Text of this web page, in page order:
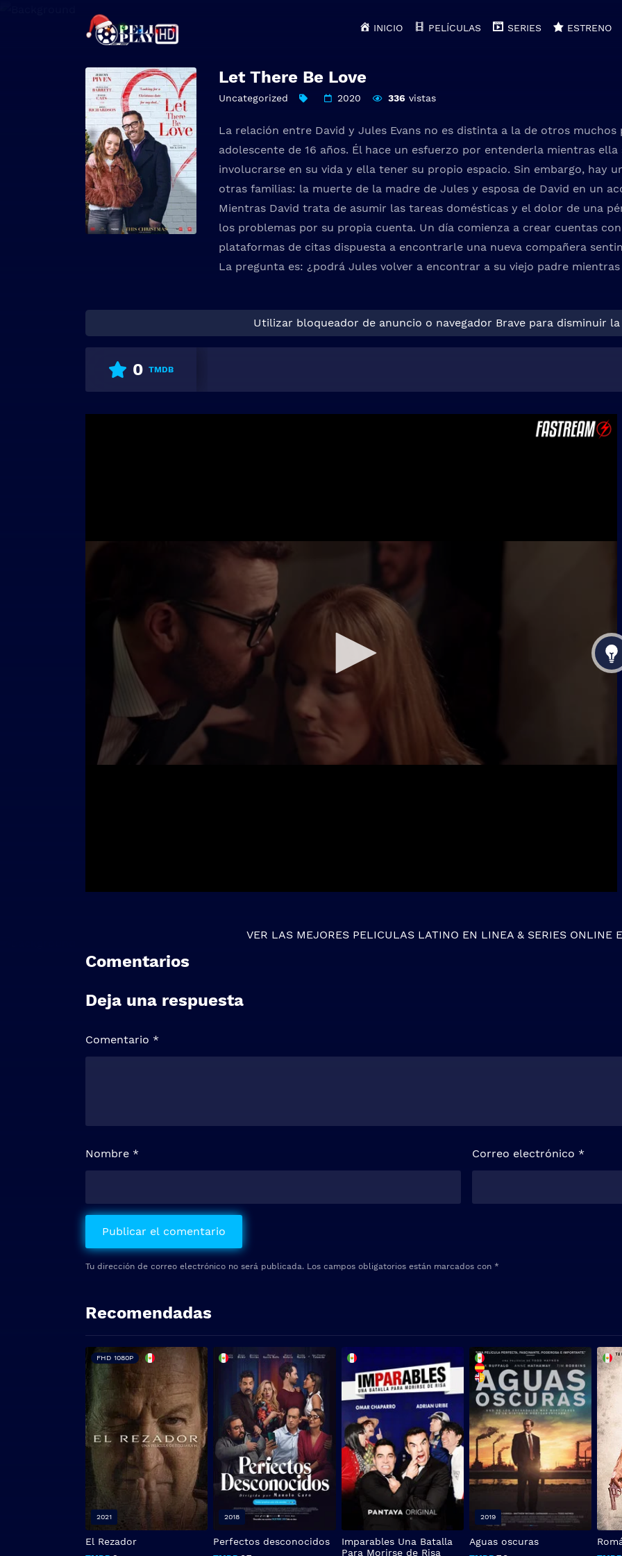
INICIO PELÍCULAS SERIES ESTRENO
Let There Be Love
Uncategorized 2020 336 vistas
La relación entre David y Jules Evans no es distinta a la de otros muchos
adolescente de 16 años. Él hace un esfuerzo por entenderla mientras
involucrarse en su vida y ella tener su propio espacio. Sin embargo, hay
otras familias: la muerte de la madre de Jules y esposa de David en un
Mientras David trata de asumir las tareas domésticas y el dolor de una
los problemas por su propia cuenta. Un día comienza a crear cuentas
plataformas de citas dispuesta a encontrarle una nueva compañera
La pregunta es: ¿podrá Jules volver a encontrar a su viejo padre
Utilizar bloqueador de anuncio o navegador Brave para disminuir
0 TMDB
VER LAS MEJORES PELICULAS LATINO EN LINEA& SERIES ONLINE
Comentarios
Deja una respuesta
Tu dirección de correo electrónico no será publicada. Los campos obligatorios están marcados con *
Comentario *
Nombre * Correo electrónico *
Recomendadas
El Rezador
FHD 1080P
2021
Perfectos desconocidos
2018
Imparables Una Batalla
Para Morirse de Risa
Aguas oscuras
2019